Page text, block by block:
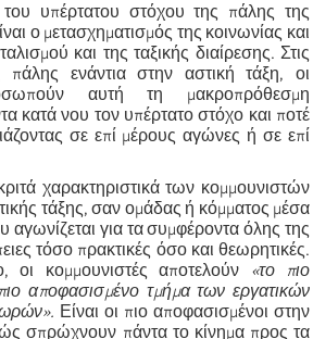
υπέρτατου στόχου της πάλης της
ο μετασχηματισμός της κοινωνίας και
και της ταξικής διαίρεσης. Στις
πάλης ενάντια στην αστική τάξη, οι
αυτή τη μακροπρόθεσμη
κατά νου τον υπέρτατο στόχο και ποτέ
σε επί μέρους αγώνες ή σε επί
χαρακτηριστικά των κομμουνιστών
τάξης, σαν ομάδας ή κόμματος μέσα
αγωνίζεται για τα συμφέροντα όλης της
τόσο πρακτικές όσο και θεωρητικές.
οι κομμουνιστές αποτελούν «το πιο
αποφασισμένο τμήμα των εργατικών
Είναι οι πιο αποφασισμένοι στην
σπρώχνουν πάντα το κίνημα προς τα